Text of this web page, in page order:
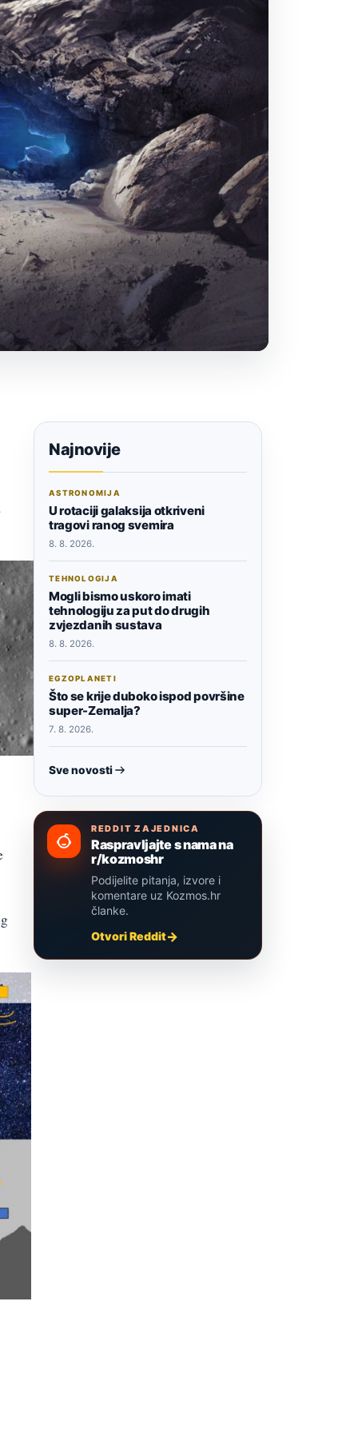
Najnovije
ASTRONOMIJA
U rotaciji galaksija otkriveni
tragovi ranog svemira
8. 8. 2026.
TEHNOLOGIJA
Mogli bismo uskoro imati
tehnologiju za put do drugih
zvjezdanih sustava
8. 8. 2026.
EGZOPLANETI
Što se krije duboko ispod površine
super-Zemalja?
7. 8. 2026.
Sve novosti
REDDIT ZAJEDNICA
Raspravljajte s nama na
r/kozmoshr
Podijelite pitanja, izvore i
komentare uz Kozmos.hr
članke.
Otvori Reddit